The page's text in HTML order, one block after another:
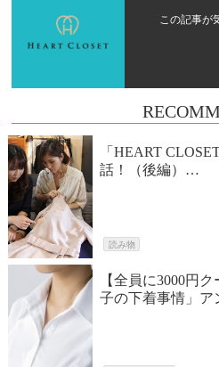
この記事が
「HEART
話！（後編）…
読み物
【全員に3000円
子の下着事情」